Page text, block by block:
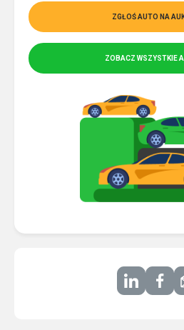
ZGŁOŚ AUTO NA
ZOBACZ WSZYSTKIE